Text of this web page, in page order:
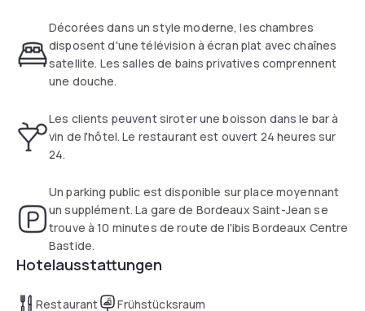
Décorées dans un style moderne, les chambres
disposent d'une télévision à écran plat avec chaînes
satellite. Les salles de bains privatives comprennent
une douche.
Les clients peuvent siroter une boisson dans le bar à
vin de l'hôtel. Le restaurant est ouvert 24 heures sur
24.
Un parking public est disponible sur place moyennant
un supplément. La gare de Bordeaux Saint-Jean se
trouve à 10 minutes de route de l'ibis Bordeaux Centre
Bastide.
Hotelausstattungen
Restaurant Frühstücksraum